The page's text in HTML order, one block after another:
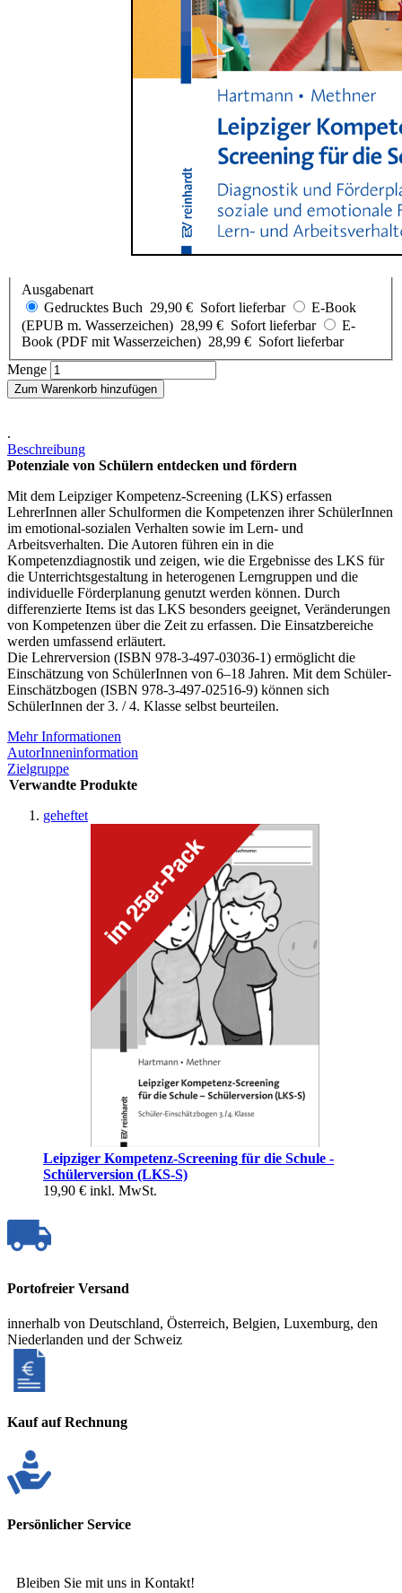
Zum Anfang der Bildergalerie springen
Blanka Hartmann, Andreas Methner
Leipziger Kompetenz-
Screening für die Schule (LKS)
Diagnostik und Förderplanung: soziale und emotionale Fähigkeiten,
Ausgabenart
Gedrucktes Buch 29,90 € Sofort lieferbar
E-Book
(EPUB m. Wasserzeichen) 28,99 € Sofort lieferbar
E-
Book (PDF mit Wasserzeichen) 28,99 € Sofort lieferbar
Menge
Zum Warenkorb hinzufügen
.
Beschreibung
Potenziale von Schülern entdecken und fördern
Mit dem Leipziger Kompetenz-Screening (LKS) erfassen
LehrerInnen aller Schulformen die Kompetenzen ihrer SchülerInnen
im emotional-sozialen Verhalten sowie im Lern- und
Arbeitsverhalten. Die Autoren führen ein in die
Kompetenzdiagnostik und zeigen, wie die Ergebnisse des LKS für
die Unterrichtsgestaltung in heterogenen Lerngruppen und die
individuelle Förderplanung genutzt werden können. Durch
differenzierte Items ist das LKS besonders geeignet, Veränderungen
von Kompetenzen über die Zeit zu erfassen. Die Einsatzbereiche
werden umfassend erläutert.
Die Lehrerversion (ISBN 978-3-497-03036-1) ermöglicht die
Einschätzung von SchülerInnen von 6–18 Jahren. Mit dem Schüler-
Einschätzbogen (ISBN 978-3-497-02516-9) können sich
SchülerInnen der 3. / 4. Klasse selbst beurteilen.
Mehr Informationen
AutorInneninformation
Zielgruppe
Verwandte Produkte
geheftet
Leipziger Kompetenz-Screening für die Schule -
Schülerversion (LKS-S)
19,90 € inkl. MwSt.
Portofreier Versand
innerhalb von Deutschland, Österreich, Belgien, Luxemburg, den
Niederlanden und der Schweiz
Kauf auf Rechnung
Persönlicher Service
Bleiben Sie mit uns in Kontakt!